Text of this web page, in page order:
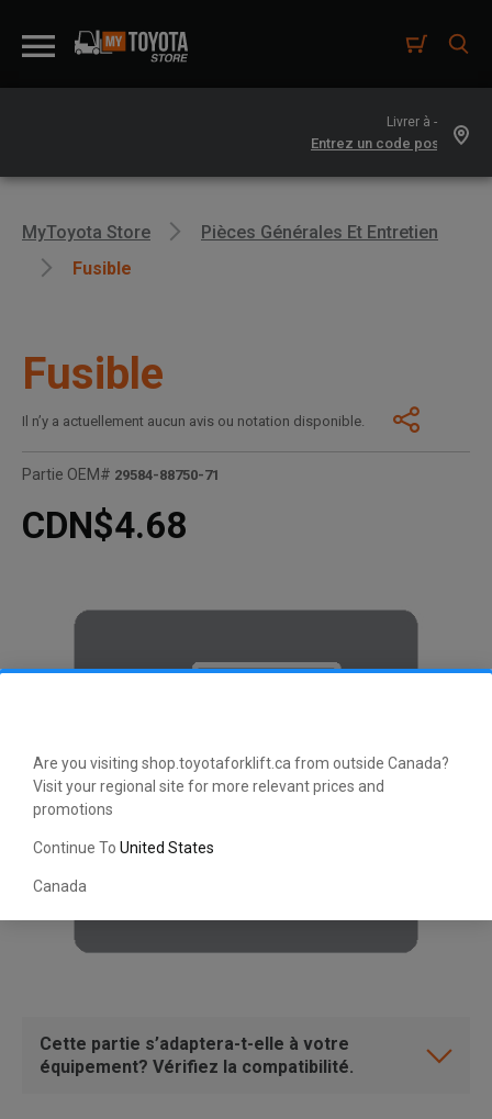
Are you visiting shop.toyotaforklift.ca from outside Canada?
Visit your regional site for more relevant prices and
promotions
Continue To United States
Canada
Livrer à -
MyToyota Store
Pièces Générales Et Entretien
Fusible
Fusible
Il n’y a actuellement aucun avis ou notation disponible.
Partie OEM# 29584-88750-71
CDN$4.68
Cette partie s’adaptera-t-elle à votre
équipement? Vérifiez la compatibilité.